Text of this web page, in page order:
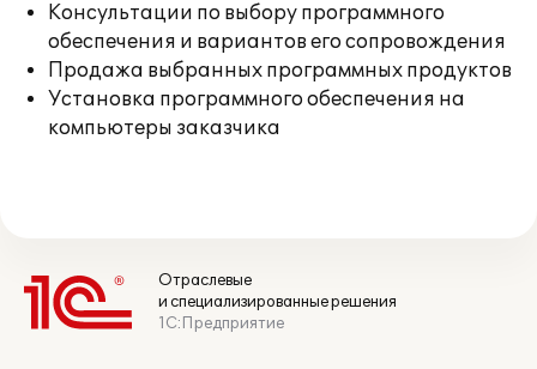
Консультации по выбору программного
обеспечения и вариантов его сопровождения
Продажа выбранных программных продуктов
Установка программного обеспечения на
компьютеры заказчика
Отраслевые
и специализированные решения
1С:Предприятие